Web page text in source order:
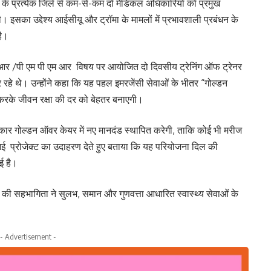
के प्रत्येक जिले से कम-से-कम दो मेडिकल अधिकारियों को प्रमुख
इसका उद्देश्य आईसीयू और ट्रॉमा के मामलों में प्रभावशाली प्रबंधन के
/पी एम पी एम आर विषय पर आयोजित दो दिवसीय ट्रेनिंग ऑफ ट्रेनर
रहे थे। उन्होंने कहा कि यह पहल इमरजेंसी सेवाओं के भीतर “गोल्डन
जीवन रक्षा की दर को बेहतर बनाएगी।
गोल्डन ऑवर केयर में नए मानदंड स्थापित करेगी, ताकि कोई भी मरीज
प्रोजेक्ट का उदाहरण देते हुए बताया कि यह परियोजना दिल की
है।
सहभागिता ने सुलभ, समान और गुणवत्ता आधारित स्वास्थ्य सेवाओं के
- Advertisement -